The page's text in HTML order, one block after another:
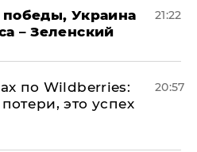
победы, Украина
– Зеленский
21:22
по Wildberries:
это успех
20:57